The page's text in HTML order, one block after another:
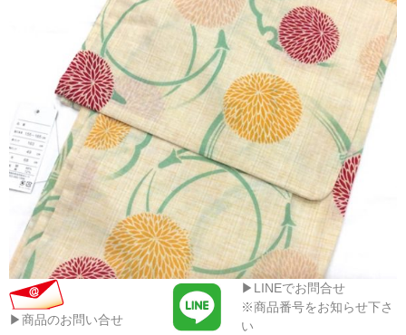
▶商品のお問い合せ
▶LINEでお問合せ
※商品番号をお知らせ下さ
い